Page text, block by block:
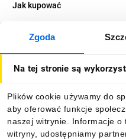
Zgoda
Na tej stronie są
Plików cookie używamy do
aby oferować funkcje
naszej witrynie. Informacje
witryny, udostępniamy
Jak kupować
O firmie
Informacje